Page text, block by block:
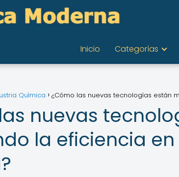
Inicio Categorías
Química ¿Cómo las nuevas tecnologías están
nuevas
la eficiencia